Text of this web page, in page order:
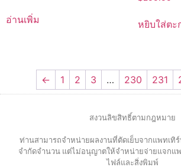
อ่านเพิ่ม หยิบใส่ตะ
← 1 2 3 … 230 231
สงวนลิขสิทธิ์ตามกฎหมาย
ท่านสามารถจำหน่ายผลงานที่ตัดเย็บจากแพทเทิ
จำกัดจำนวน แต่ไม่อนุญาตให้จำหน่ายจ่ายแจกแ
ไฟล์และสิ่งพิมพ์